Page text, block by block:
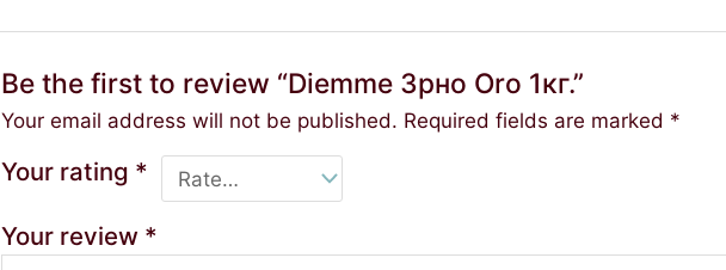
Be the first to review “Diemme Зрно Oro 1кг.”
Your email address will not be published. Required fields are marked *
Your rating *
Your review *